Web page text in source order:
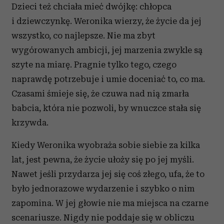
Dzieci też chciała mieć dwójkę: chłopca
i dziewczynkę. Weronika wierzy, że życie da jej
wszystko, co najlepsze. Nie ma zbyt
wygórowanych ambicji, jej marzenia zwykle są
szyte na miarę. Pragnie tylko tego, czego
naprawdę potrzebuje i umie doceniać to, co ma.
Czasami śmieje się, że czuwa nad nią zmarła
babcia, która nie pozwoli, by wnuczce stała się
krzywda.
Kiedy Weronika wyobraża sobie siebie za kilka
lat, jest pewna, że życie ułoży się po jej myśli.
Nawet jeśli przydarza jej się coś złego, ufa, że to
było jednorazowe wydarzenie i szybko o nim
zapomina. W jej głowie nie ma miejsca na czarne
scenariusze. Nigdy nie poddaje się w obliczu